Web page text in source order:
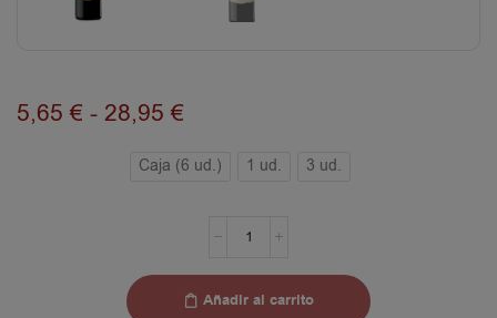
5,65 € - 28,95 €
Caja (6 ud.) 1 ud. 3 ud.
Añadir al carrito